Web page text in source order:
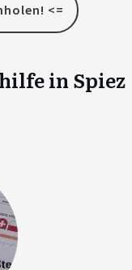
<=
in Spiez